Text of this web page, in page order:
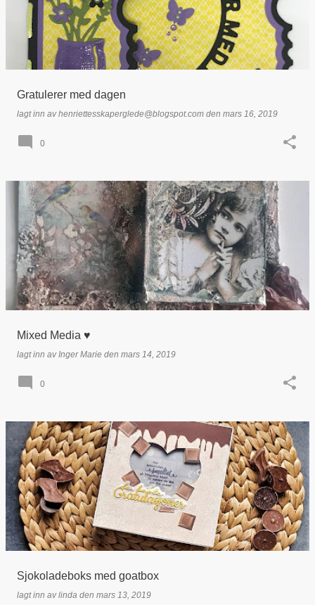
Gratulerer med dagen
lagt inn avhenriettesskaperglede@blogspot.com den mars 16, 2019
0
Mixed Media ♥
lagt inn avInger Marie den mars 14, 2019
0
Sjokoladeboks med goatbox
lagt inn avlinda den mars 13, 2019